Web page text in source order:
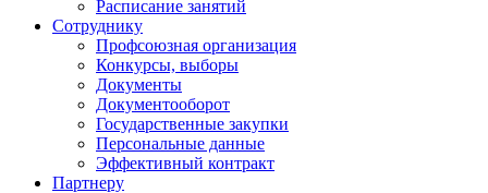
Расписание занятий
Сотруднику
Профсоюзная организация
Конкурсы, выборы
Документы
Документооборот
Государственные закупки
Персональные данные
Эффективный контракт
Партнеру